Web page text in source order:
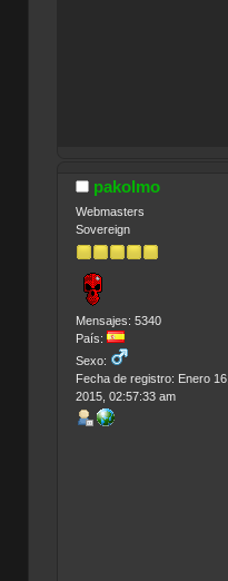
pakolmo
Webmasters
Sovereign
Mensajes: 5340
País:
Sexo:
Fecha de registro: Enero 16,
2015, 02:57:33 am